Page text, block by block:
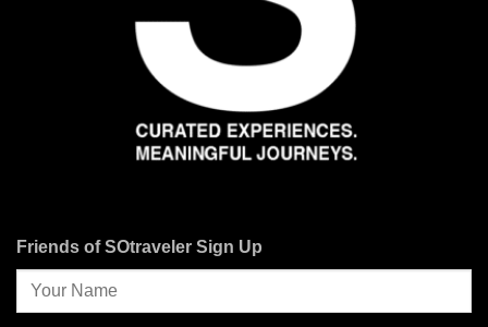
Friends of SOtraveler Sign Up